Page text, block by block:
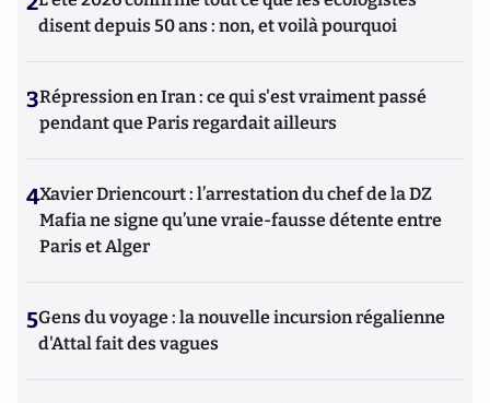
disent depuis 50 ans : non, et voilà pourquoi
3Répression en Iran : ce qui s'est vraiment passé
pendant que Paris regardait ailleurs
4Xavier Driencourt : l’arrestation du chef de la DZ
Mafia ne signe qu’une vraie-fausse détente entre
Paris et Alger
5Gens du voyage : la nouvelle incursion régalienne
d'Attal fait des vagues